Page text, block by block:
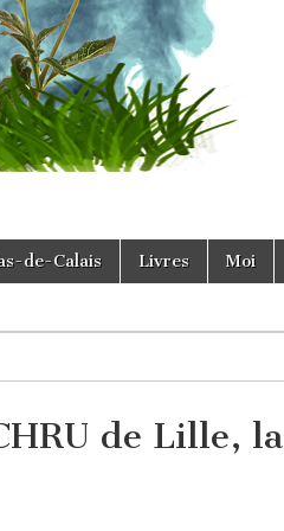
de-Calais Livres Moi
de Lille, la